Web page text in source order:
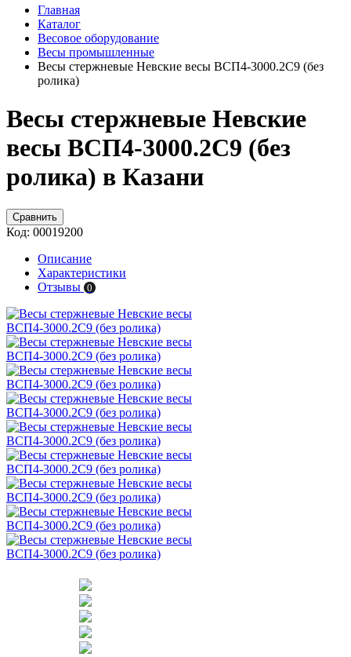
Главная
Каталог
Весовое оборудование
Весы промышленные
Весы стержневые Невские весы ВСП4-3000.2С9 (без
ролика)
Весы стержневые Невские
весы ВСП4-3000.2С9 (без
ролика) в Казани
Сравнить
Код: 00019200
Описание
Характеристики
Отзывы 0